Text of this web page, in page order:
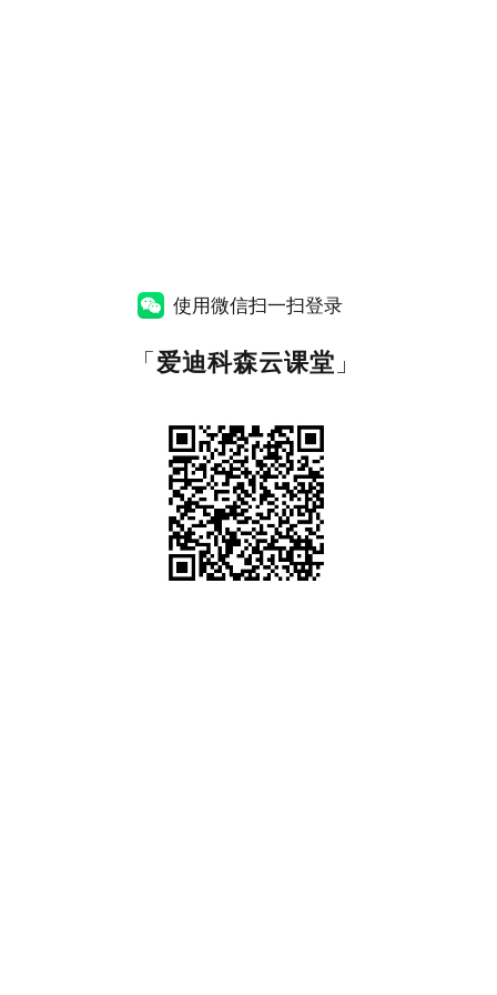
使用微信扫一扫登录
「爱迪科森云课堂 」